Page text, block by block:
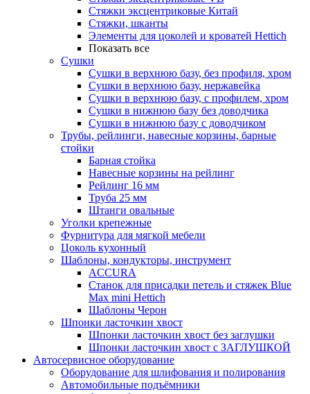
Стяжки эксцентриковые Китай
Стяжки, шканты
Элементы для цоколей и кроватей Hettich
Показать все
Сушки
Сушки в верхнюю базу, без профиля, хром
Сушки в верхнюю базу, нержавейка
Сушки в верхнюю базу, с профилем, хром
Сушки в нижнюю базу без доводчика
Сушки в нижнюю базу с доводчиком
Трубы, рейлинги, навесные корзины, барные
стойки
Барная стойка
Навесные корзины на рейлинг
Рейлинг 16 мм
Труба 25 мм
Штанги овальные
Уголки крепежные
Фурнитура для мягкой мебели
Цоколь кухонный
Шаблоны, кондукторы, инструмент
ACCURA
Станок для присадки петель и стяжек Blue
Max mini Hettich
Шаблоны Черон
Шпонки ласточкин хвост
Шпонки ласточкин хвост без заглушки
Шпонки ласточкин хвост с ЗАГЛУШКОЙ
Автосервисное оборудование
Оборудование для шлифования и полирования
Автомобильные подъёмники